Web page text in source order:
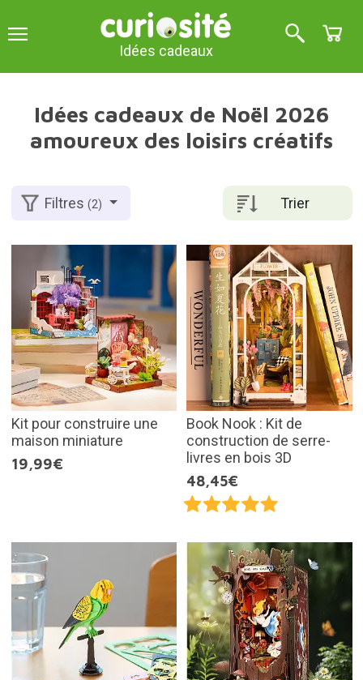
Idées cadeaux
Idées cadeaux de Noël 2026
amoureux des loisirs créatifs
Trier
Filtres(2)
Kit pour construire une
maison miniature
19,99€
Book Nook : Kit de
construction de serre-
livres en bois 3D
48,45€